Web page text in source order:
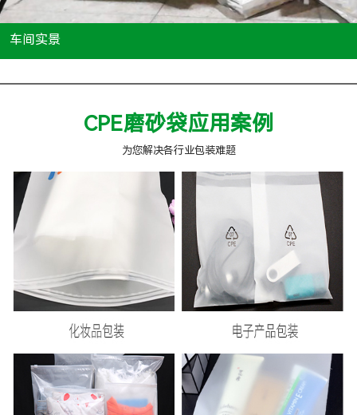
车间实景
CPE磨砂袋应用案例
为您解决各行业包装难题